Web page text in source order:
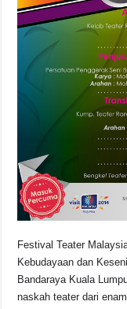
Festival Teater
Kebudayaan dan
Bandaraya Kuala
naskah teater dari